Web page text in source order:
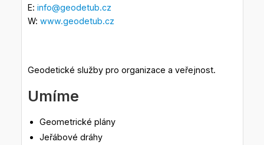
E: info@geodetub.cz
W: www.geodetub.cz
Geodetické služby pro organizace a veřejnost.
Umíme
Geometrické plány
Jeřábové dráhy